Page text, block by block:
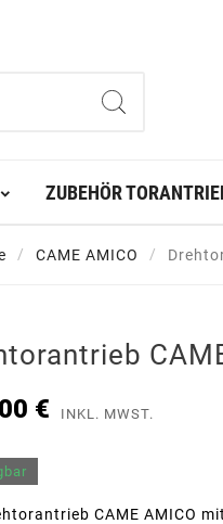
ZUBEHÖR
CAME AMICO
€ INKL. MWST.
CAME AMICO